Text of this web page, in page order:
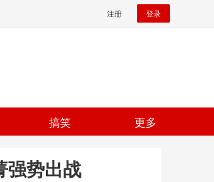
注册 登录
搞笑 更多
强势出战